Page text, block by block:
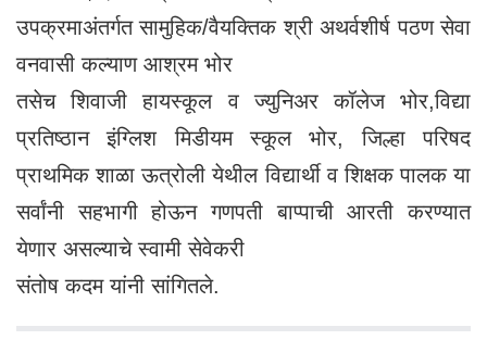
उपक्रमाअंतर्गत सामुहिक/वैयक्तिक श्री अथर्वशीर्ष पठण सेवा
वनवासी कल्याण आश्रम भोर
तसेच शिवाजी हायस्कूल व ज्युनिअर कॉलेज भोर,विद्या
प्रतिष्ठान इंग्लिश मिडीयम स्कूल भोर, जिल्हा परिषद
प्राथमिक शाळा ऊत्रोली येथील विद्यार्थी व शिक्षक पालक या
सर्वांनी सहभागी होऊन गणपती बाप्पाची आरती करण्यात
येणार असल्याचे स्वामी सेवेकरी
संतोष कदम यांनी सांगितले.